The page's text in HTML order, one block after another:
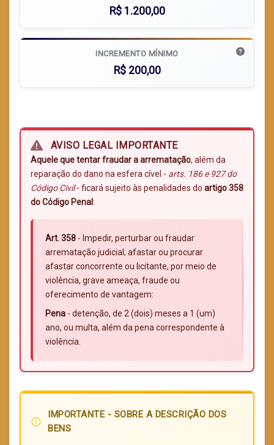
R$ 1.200,00
INCREMENTO MÍNIMO
R$ 200,00
AVISO LEGAL IMPORTANTE
Aquele que tentar fraudar a arrematação, além da
reparação do dano na esfera cível - arts. 186 e 927 do
Código Civil- ficará sujeito às penalidades do artigo 358
do Código Penal:
Art. 358 - Impedir, perturbar ou fraudar
arrematação judicial; afastar ou procurar
afastar concorrente ou licitante, por meio de
violência, grave ameaça, fraude ou
oferecimento de vantagem:
Pena - detenção, de 2 (dois) meses a 1 (um)
ano, ou multa, além da pena correspondente à
violência.
error_outline
IMPORTANTE - SOBRE A DESCRIÇÃO DOS
BENS